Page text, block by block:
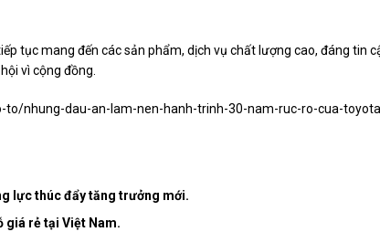
tục mang đến các sản phẩm, dịch vụ chất lượng cao, đáng tin
vì cộng đồng.
nhung-dau-an-lam-nen-hanh-trinh-30-nam-ruc-ro-cua-
lực thúc đẩy tăng trưởng mới.
giá rẻ tại Việt Nam.